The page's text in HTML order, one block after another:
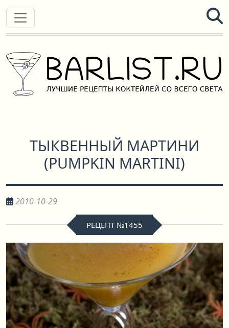
ТЫКВЕННЫЙ МАРТИНИ
(PUMPKIN MARTINI)
2010-10-29
РЕЦЕПТ №1455